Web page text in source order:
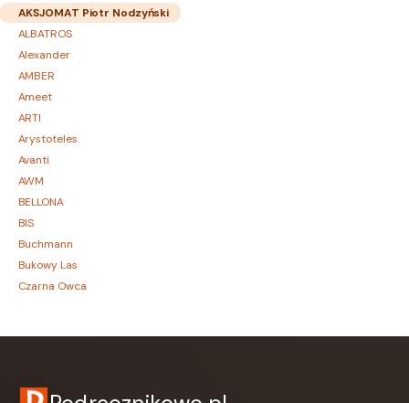
AKSJOMAT Piotr Nodzyński
ALBATROS
Alexander
AMBER
Ameet
ARTI
Arystoteles
Avanti
AWM
BELLONA
BIS
Buchmann
Bukowy Las
Czarna Owca
Dolnośląskie